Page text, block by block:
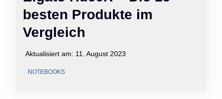
besten Produkte im
Vergleich
Aktualisiert am: 11. August 2023
NOTEBOOKS